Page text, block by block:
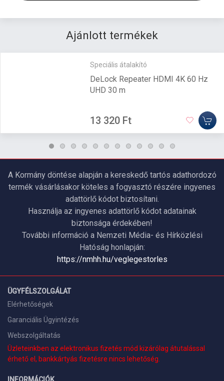
Ajánlott termékek
Speciális átalakító
DeLock Repeater HDMI 4K 60 Hz
UHD 30 m
13 320 Ft
A Kormány döntése alapján a kereskedő tartós adathordozó
termék vásárlásakor köteles a fogyasztó részére ingyenes
adattörlő kódot biztosítani.
Használja az ingyenes adattörlő kódot adatainak
biztonsága érdekében!
További információ a Nemzeti Média- és Hírközlési
Hatóság honlapján:
https://nmhh.hu/veglegestorles
ÜGYFÉLSZOLGÁLAT
Elérhetőségek
Garanciális Ügyintézés
Webszolgáltatás
Üzleteinkben az elektronikus fizetés mód kizárólag átutalással
érhető el, bankkártyás fizetésre nincs lehetőség.